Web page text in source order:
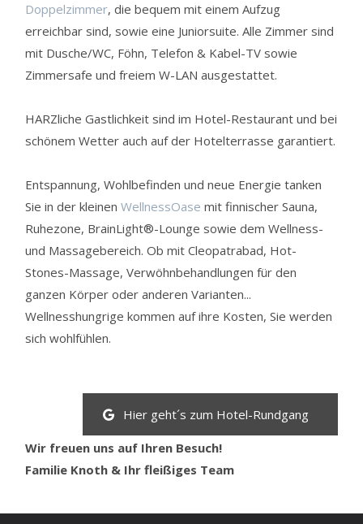
Doppelzimmer, die bequem mit einem Aufzug
erreichbar sind, sowie eine Juniorsuite. Alle Zimmer sind
mit Dusche/WC, Föhn, Telefon & Kabel-TV sowie
Zimmersafe und freiem W-LAN ausgestattet.
HARZliche Gastlichkeit sind im Hotel-Restaurant und bei
schönem Wetter auch auf der Hotelterrasse garantiert.
Entspannung, Wohlbefinden und neue Energie tanken
Sie in der kleinen WellnessOase mit finnischer Sauna,
Ruhezone, BrainLight®-Lounge sowie dem Wellness-
und Massagebereich. Ob mit Cleopatrabad, Hot-
Stones-Massage, Verwöhnbehandlungen für den
ganzen Körper oder anderen Varianten...
Wellnesshungrige kommen auf ihre Kosten, Sie werden
sich wohlfühlen.
Hier geht´s zum Hotel-Rundgang
Wir freuen uns auf Ihren Besuch!
Familie Knoth & Ihr fleißiges Team